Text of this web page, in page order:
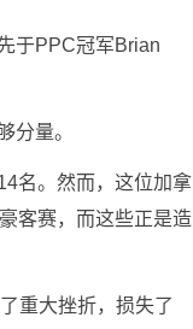
于PPC冠军Brian
分量。
名。然而，这位加拿
客赛，而这些正是造
重大挫折，损失了